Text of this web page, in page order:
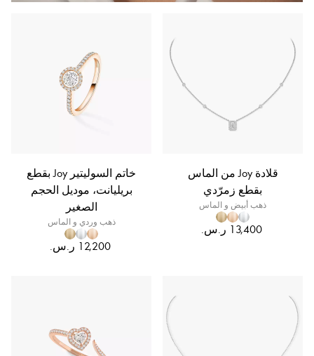
قلادة Joy من الماس
بقطع زمرّدي
ذهب أبيض و الماس
‏13,400 ر.س.‏
خاتم السوليتير Joy بقطع
بريليانت، موديل الحجم
الصغير
ذهب وردي و الماس
‏12,200 ر.س.‏